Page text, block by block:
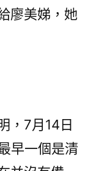
廖美娣，她
，7月14日
早一個是清